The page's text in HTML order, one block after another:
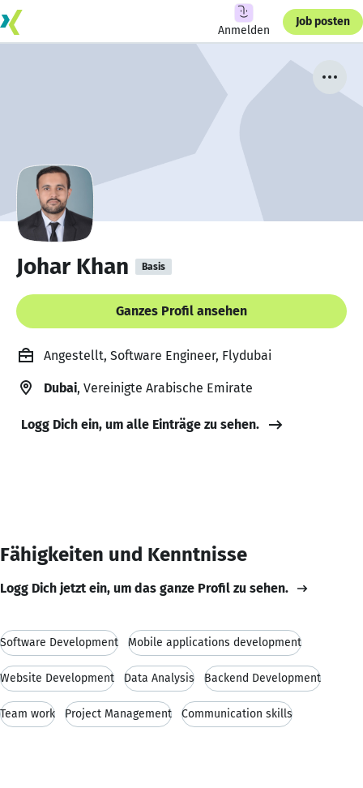
Anmelden
Job posten
Johar Khan Basis
Ganzes Profil ansehen
Angestellt, Software Engineer, Flydubai
Dubai, Vereinigte Arabische Emirate
Logg Dich ein, um alle Einträge zu sehen.
Fähigkeiten und Kenntnisse
Logg Dich jetzt ein, um das ganze Profil zu sehen.
Software Development Mobile applications development
Website Development Data Analysis Backend Development
Team work Project Management Communication skills